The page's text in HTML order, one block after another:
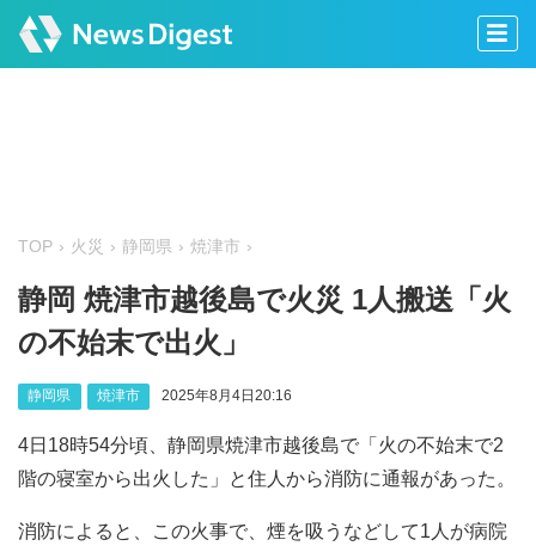
TOP 火災 静岡県 焼津市
静岡 焼津市越後島で火災 1人搬送「火
の不始末で出火」
静岡県 焼津市 2025年8月4日20:16
4日18時54分頃、静岡県焼津市越後島で「火の不始末で2
階の寝室から出火した」と住人から消防に通報があった。
消防によると、この火事で、煙を吸うなどして1人が病院